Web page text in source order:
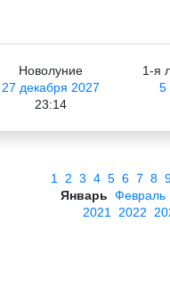
Новолуние
27 декабря 2027
23:14
1-я
5
1
2 3 4 5 6 7 8
Январь Февраль
2021
2022